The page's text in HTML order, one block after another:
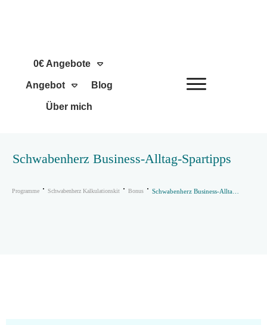
0€ Angebote
Angebot Blog
Über mich
Schwabenherz Business-Alltag-Spartipps
Programme Schwabenherz Kalkulationskit Bonus